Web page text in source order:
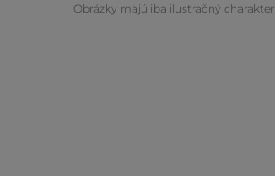
Obrázky majú iba ilustračný charakter.